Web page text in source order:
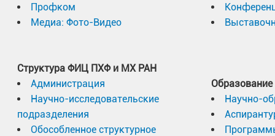
Профком
Медиа: Фото-Видео
Структура ФИЦ ПХФ и МХ РАН
Администрация
Научно-исследовательские
подразделения
Обособленное структурное
Образование
Научно-